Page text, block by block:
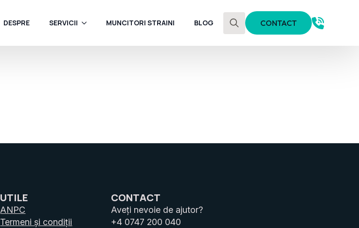
DESPRE SERVICII MUNCITORI STRAINI BLOG CONTACT
UTILE
ANPC
Termeni și condiții
CONTACT
Aveți nevoie de ajutor?
+4 0747 200 040